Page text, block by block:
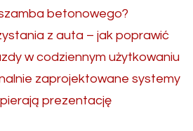
betonowego?
z auta – jak poprawić
w codziennym użytkowaniu
zaprojektowane systemy
prezentację